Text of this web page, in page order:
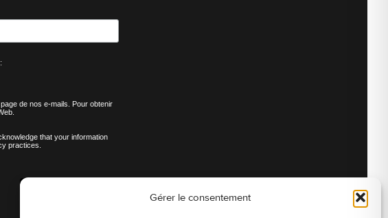
Gérer le consentement
de nos e-mails. Pour obtenir
that your information
practices.